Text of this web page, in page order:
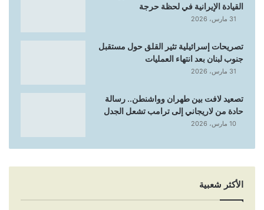
القيادة الإيرانية في لحظة حرجة
31 مارس، 2026
تصريحات إسرائيلية تثير القلق حول مستقبل
جنوب لبنان بعد انتهاء العمليات
31 مارس، 2026
تصعيد لافت بين طهران وواشنطن.. رسالة
حادة من لاريجاني إلى ترامب تشعل الجدل
10 مارس، 2026
الأكثر شعبية